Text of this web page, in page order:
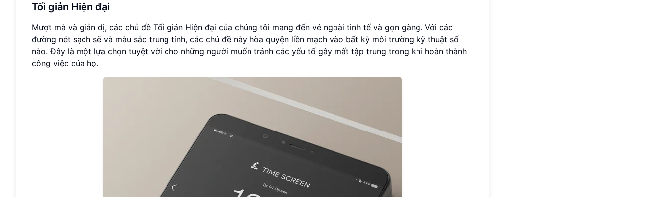
Tối giản Hiện đại
Mượt mà và giản dị, các chủ đề Tối giản Hiện đại của chúng tôi mang đến vẻ ngoài tinh tế và gọn gàng. Với các
đường nét sạch sẽ và màu sắc trung tính, các chủ đề này hòa quyện liền mạch vào bất kỳ môi trường kỹ thuật số
nào. Đây là một lựa chọn tuyệt vời cho những người muốn tránh các yếu tố gây mất tập trung trong khi hoàn thành
công việc của họ.